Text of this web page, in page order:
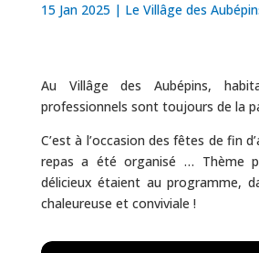
15 Jan 2025 | Le Villâge des
Au Villâge des Aubépins,
professionnels sont toujours de la
C’est à l’occasion des fêtes de fin
repas a été organisé … Thème
délicieux étaient au programme,
chaleureuse et conviviale !